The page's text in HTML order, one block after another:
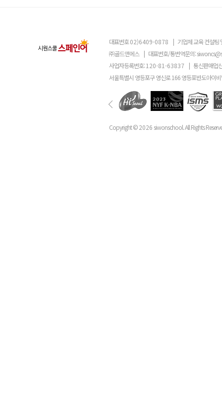
대표번호02)6409-0878 | 기업체 교육 컨설팅
㈜골드앤에스 | 대표번호/통번역문의:
사업자등록번호:120-81-63837 | 통신판매업
서울특별시 영등포구 영신로 166 영등포반도아이
Copyright ©2026 siwonschool. All Rights